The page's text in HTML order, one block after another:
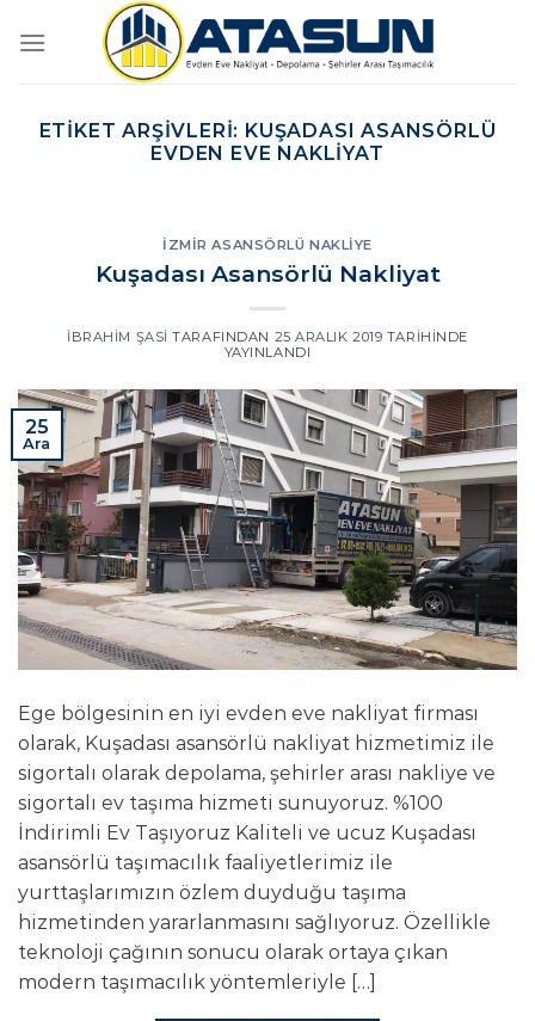
atla
ETIKET ARŞIVLERI: KUŞADASI ASANSÖRLÜ
EVDEN EVE NAKLIYAT
İZMIR ASANSÖRLÜ NAKLIYE
Kuşadası Asansörlü Nakliyat
İBRAHIM ŞASI TARAFINDAN 25 ARALIK 2019 TARIHINDE
YAYINLANDI
25
Ara
Ege bölgesinin en iyi evden eve nakliyat firması
olarak, Kuşadası asansörlü nakliyat hizmetimiz ile
sigortalı olarak depolama, şehirler arası nakliye ve
sigortalı ev taşıma hizmeti sunuyoruz. %100
İndirimli Ev Taşıyoruz Kaliteli ve ucuz Kuşadası
asansörlü taşımacılık faaliyetlerimiz ile
yurttaşlarımızın özlem duyduğu taşıma
hizmetinden yararlanmasını sağlıyoruz. Özellikle
teknoloji çağının sonucu olarak ortaya çıkan
modern taşımacılık yöntemleriyle […]